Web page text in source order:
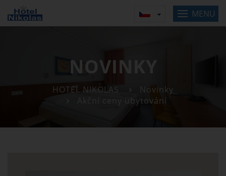
MENU
NOVINKY
HOTEL NIKOLAS
Novinky
Akční ceny ubytování